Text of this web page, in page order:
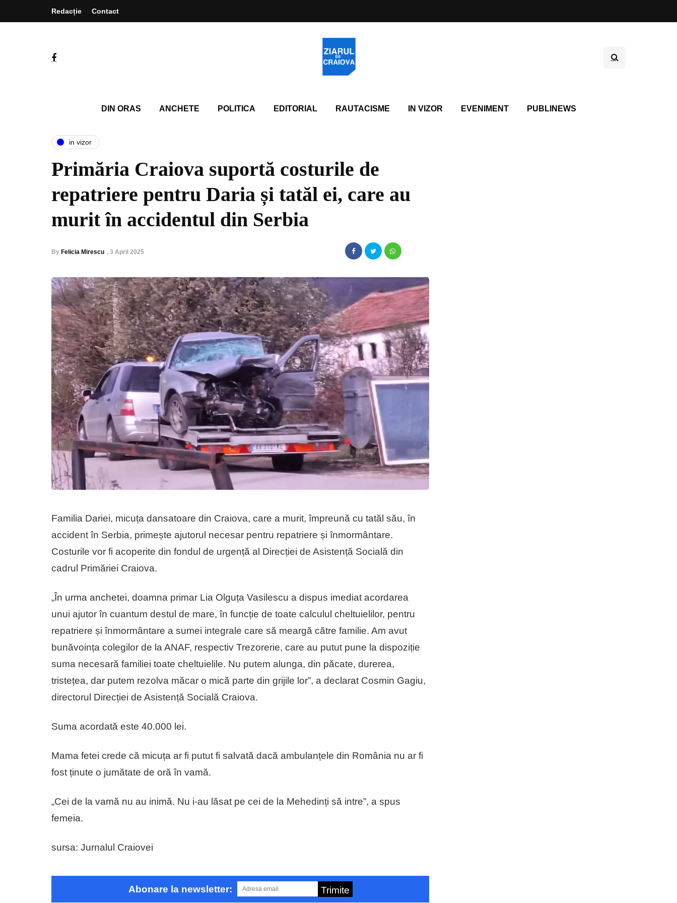
Redacție Contact
DIN ORAS ANCHETE POLITICA EDITORIAL RAUTACISME IN VIZOR EVENIMENT PUBLINEWS
in vizor
Primăria Craiova suportă costurile de
repatriere pentru Daria și tatăl ei, care au
murit în accidentul din Serbia
By Felicia Mirescu , 3 April 2025
Familia Dariei, micuța dansatoare din Craiova, care a murit, împreună cu tatăl său, în
accident în Serbia, primește ajutorul necesar pentru repatriere și înmormântare.
Costurile vor fi acoperite din fondul de urgență al Direcției de Asistență Socială din
cadrul Primăriei Craiova.
„În urma anchetei, doamna primar Lia Olguța Vasilescu a dispus imediat acordarea
unui ajutor în cuantum destul de mare, în funcție de toate calculul cheltuielilor, pentru
repatriere și înmormântare a sumei integrale care să meargă către familie. Am avut
bunăvoința colegilor de la ANAF, respectiv Trezorerie, care au putut pune la dispoziție
suma necesară familiei toate cheltuielile. Nu putem alunga, din păcate, durerea,
tristețea, dar putem rezolva măcar o mică parte din grijile lor”, a declarat Cosmin Gagiu,
directorul Direcției de Asistență Socială Craiova.
Suma acordată este 40.000 lei.
Mama fetei crede că micuța ar fi putut fi salvată dacă ambulanțele din România nu ar fi
fost ținute o jumătate de oră în vamă.
„Cei de la vamă nu au inimă. Nu i-au lăsat pe cei de la Mehedinți să intre”, a spus
femeia.
sursa: Jurnalul Craiovei
Abonare la newsletter: Trimite